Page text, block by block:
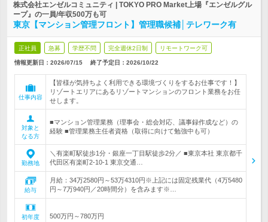
株式会社エンゼルコミュニティ | TOKYO PRO Market上場『エンゼルグル
ープ』の一員/年収500万も可
東京【マンション管理フロント】管理職候補│テレワーク有
正社員 急募 学歴不問 完全週休2日制 リモートワーク可
情報更新日：2026/07/15 終了予定日： 2026/10/22
仕事内容
【皆様が気持ちよく利用できる環境づくりをするお仕事です！】
リゾートエリアにあるリゾートマンションのフロント業務をお任
せします。
対象と
なる方
■マンション管理業務（理事会・総会対応、議事録作成など）の
経験 ■管理業務主任者資格（取得に向けて勉強中も可）
勤務地
＼有楽町駅徒歩1分・銀座一丁目駅徒歩2分／ ■東京本社 東京都千
代田区有楽町2-10-1 東京交通…
給与
月給：34万2580円～53万4310円※上記には固定残業代（4万5480
円～7万940円／20時間分）を含みます※…
初年度
500万円～780万円